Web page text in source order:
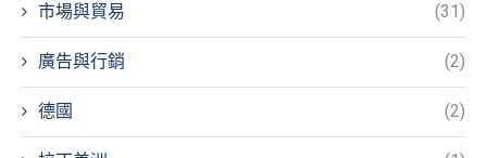
市場與貿易 (31)
廣告與行銷 (2)
德國 (2)